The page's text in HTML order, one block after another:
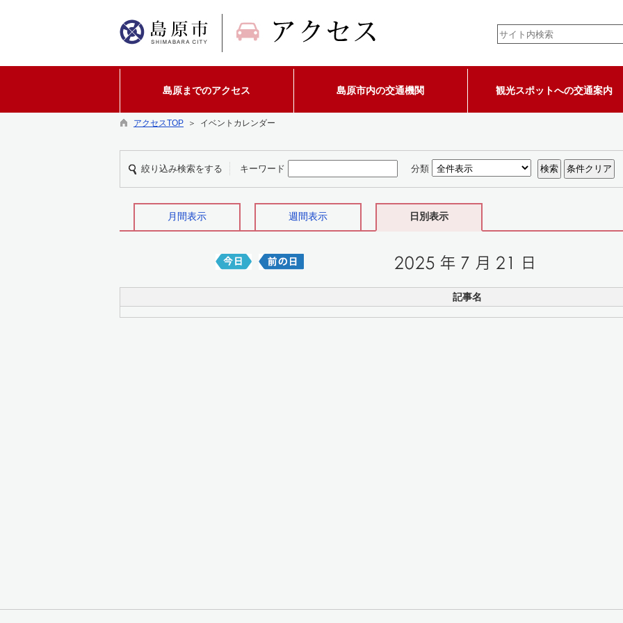
島原までのアクセス 島原市内の交通機関 観光スポットへの交通案内
アクセスTOP ＞ イベントカレンダー
絞り込み検索をする キーワード 分類
月間表示 週間表示 日別表示
記事名